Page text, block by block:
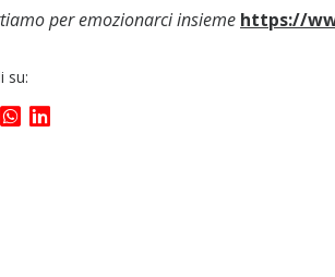
per emozionarci insieme https://
su: